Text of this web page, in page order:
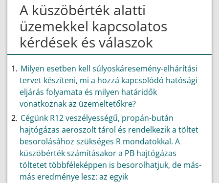
A küszöbérték alatti
üzemekkel kapcsolatos
kérdések és válaszok
Milyen esetben kell súlyoskáresemény-elhárítási
tervet készíteni, mi a hozzá kapcsolódó hatósági
eljárás folyamata és milyen határidők
vonatkoznak az üzemeltetőkre?
Cégünk R12 veszélyességű, propán-bután
hajtógázas aeroszolt tárol és rendelkezik a töltet
besorolásához szükséges R mondatokkal. A
küszöbérték számításakor a PB hajtógázas
töltetet többféleképpen is besorolhatjuk, de más-
más eredménye lesz: az egyik